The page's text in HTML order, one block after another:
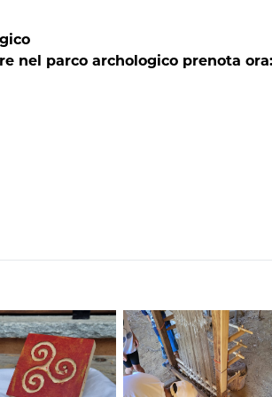
nel parco archologico prenota ora: